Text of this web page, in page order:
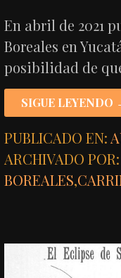
En abril de 2021
Boreales en
posibilidad de
SIGUE LEYENDO
PUBLICADO EN:
ARCHIVADO
BOREALES,